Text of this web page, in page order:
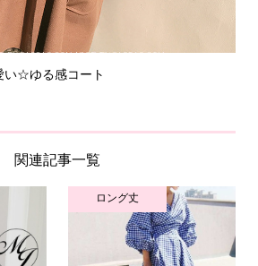
い☆ゆる感コート
関連記事一覧
ロング丈